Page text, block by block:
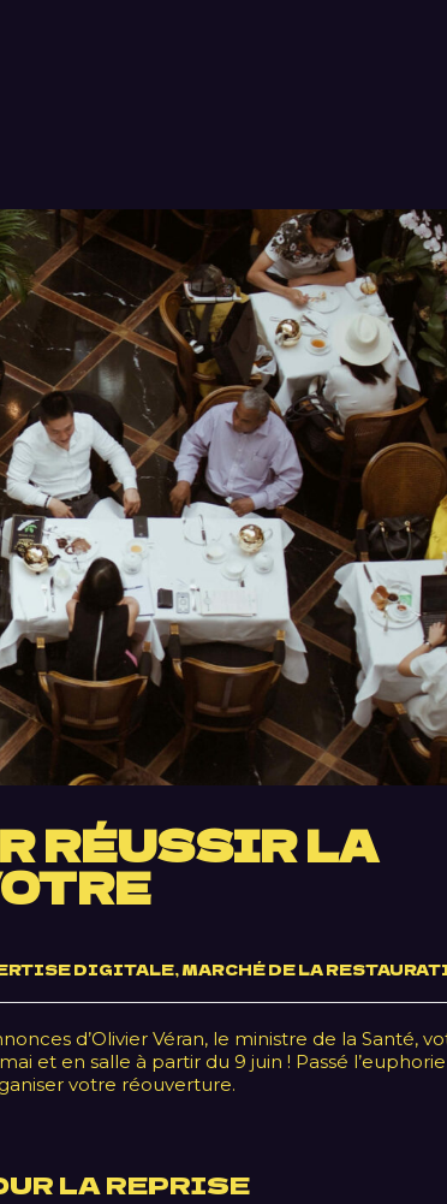
RÉUSSIR LA
DIGITALE,MARCHÉ DE LA
d’Olivier Véran, le ministre de la Santé,
et en salle à partir du 9 juin ! Passé
votre réouverture.
LA REPRISE